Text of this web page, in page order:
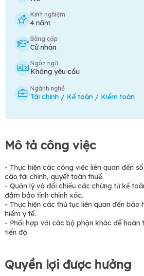
Kinh nghiệm
4 năm
Bằng cấp
Cử nhân
Ngôn ngữ
Không yêu cầu
Ngành nghề
Tài chính / Kế toán / Kiểm toán
Mô tả công việc
- Thực hiện các công việc liên quan đến
cáo tài chính, quyết toán thuế.
- Quản lý và đối chiếu các chứng từ kế
đảm bảo tính chính xác.
- Thực hiện các thủ tục liên quan đến bảo
hiểm y tế.
- Phối hợp với các bộ phận khác để hoàn
tiến độ.
Quyền lợi được hưởng